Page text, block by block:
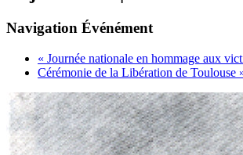
Navigation Événément
« Journée nationale en hommage aux
Cérémonie de la Libération de Toulouse